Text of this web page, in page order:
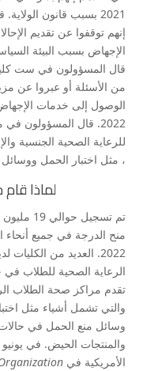
2021 بسبب قانون
إنهم توقفوا عن تقديم
الإجهاض بسبب البيئة
قال المسؤولون في ست
من الأسئلة أو عبروا عن
2022. قال المسؤولون
للرعاية الصحية الجنسية
، مثل اختبار الحمل
لماذا
منح الدرجة في جميع أنحاء
2022. العديد من
الرعاية الصحية للطلاب
تقدم مراكز صحة الطلاب
وسائل منع الحمل في
الأمريكية في